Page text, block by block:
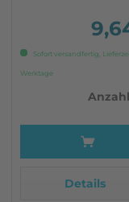
4,5 x 150 mm
Sofort versandfertig,
Werktage
Details